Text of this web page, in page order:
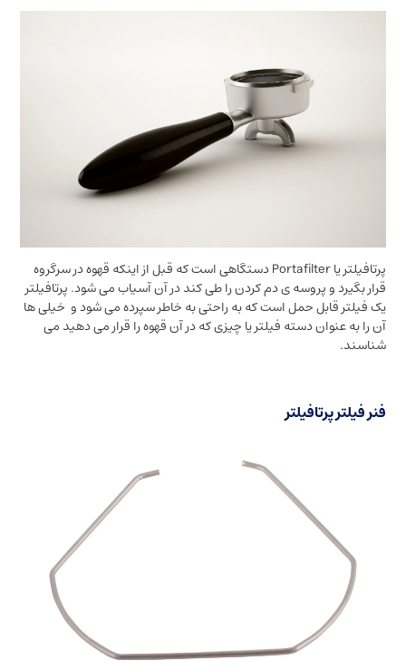
پرتافیلتر یا Portafilter دستگاهی است که قبل از اینکه قهوه در سرگروه
قرار بگیرد و پروسه ی دم کردن را طی کند در آن آسیاب می شود. پرتافیلتر
یک فیلتر قابل حمل است که به راحتی به خاطر سپرده می شود و خیلی ها
آن را به عنوان دسته فیلتر یا چیزی که در آن قهوه را قرار می دهید می
شناسند.
فنر فیلتر پرتافیلتر